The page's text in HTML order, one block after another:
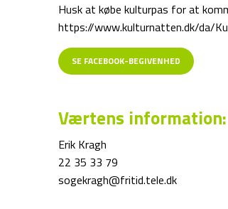
Husk at købe kulturpas for at
https://www.kulturnatten.dk/da/
SE FACEBOOK-BEGIVENHED
Værtens information:
Erik Kragh
22 35 33 79
sogekragh@fritid.tele.dk